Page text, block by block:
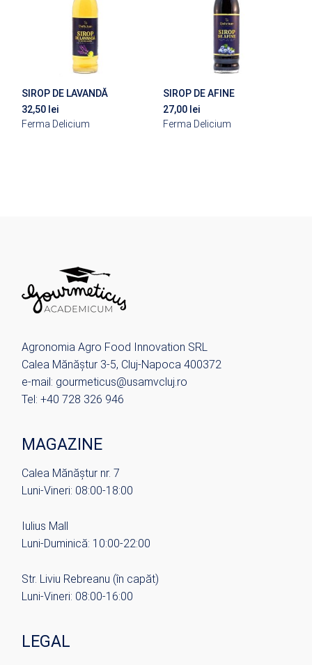
SIROP DE LAVANDĂ
32,50 lei
Ferma Delicium
SIROP DE AFINE
27,00 lei
Ferma Delicium
Agronomia Agro Food Innovation SRL
Calea Mănăștur 3-5, Cluj-Napoca 400372
e-mail: gourmeticus@usamvcluj.ro
Tel: +40 728 326 946
MAGAZINE
Calea Mănăștur nr. 7
Luni-Vineri: 08:00-18:00
Iulius Mall
Luni-Duminică: 10:00-22:00
Str. Liviu Rebreanu (în capăt)
Luni-Vineri: 08:00-16:00
LEGAL